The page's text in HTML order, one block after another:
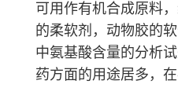
可用作有机合成原料
的柔软剂，动物胶的
中氨基酸含量的分析
药方面的用途居多，